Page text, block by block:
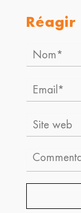
Nom*
Email*
Site
web
Comment